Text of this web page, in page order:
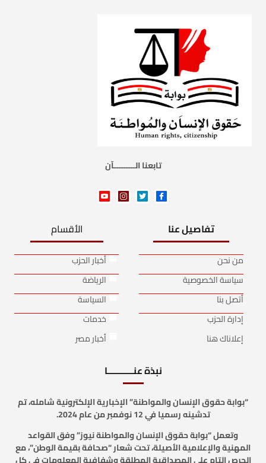
تابعنا الـــــــــآن
تفاصيل عنا
من نحن
سياسة الخصوصية
أتصل بنا
إدارة الحزب
إعلاناك هنا
الأقسام
أخبار الحزب
الرياضة
السياسة
خدمات
أخبار مصر
نبذة عنـــــــــــا
“بوابة حقوق الإنسان والمواطنة” الإخبارية الإلكترونية شامله، تم
تدشينه رسميا في 12 نوفمبر من عام 2024.
وتعمل “بوابة حقوق الإنسان والمواطنة نيوز” وفق القواعد
المهنية والإعلامية الأصيلة، تحت شعار “صحافة بقيمة الوطن”، مع